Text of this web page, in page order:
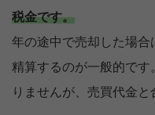
税金です。
年の途中で売却した場
精算するのが一般的で
りませんが、売買代金と